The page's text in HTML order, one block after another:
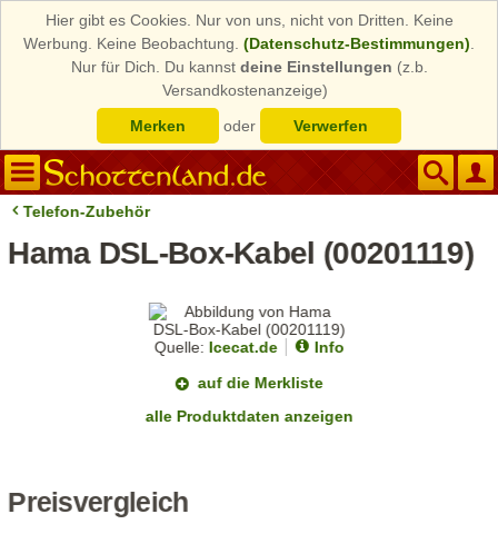
Hier gibt es Cookies. Nur von uns, nicht von Dritten. Keine
Werbung. Keine Beobachtung. (Datenschutz-Bestimmungen)
Nur für Dich. Du kannst deine Einstellungen (z.b.
Versandkostenanzeige)
Merken
oder Verwerfen
Telefon-Zubehör
Hama DSL-Box-Kabel (00201119)
Quelle: Icecat.de
Info
auf die Merkliste
alle Produktdaten anzeigen
Preisvergleich